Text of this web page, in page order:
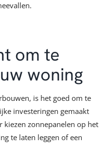
om te
woning
is het goed om te
investeringen gemaakt
zonnepanelen op het
te laten leggen of een